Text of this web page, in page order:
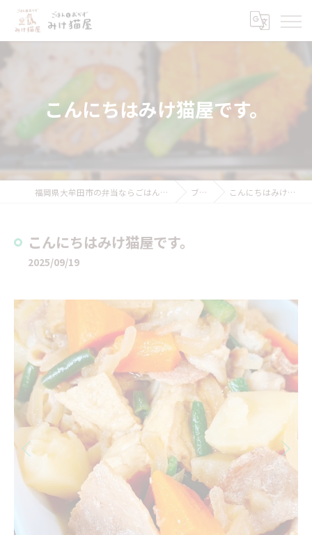
こんにちはみけ猫屋です。
福岡県大牟田市の弁当ならごはんとおかず みけ猫屋 ブログ こんにちはみけ猫屋です。
こんにちはみけ猫屋です。
2025/09/19